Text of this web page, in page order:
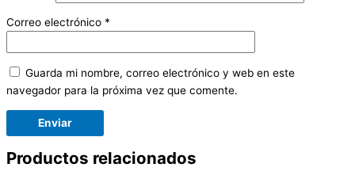
Correo electrónico *
Guarda mi nombre, correo electrónico y web en este
navegador para la próxima vez que comente.
Productos relacionados